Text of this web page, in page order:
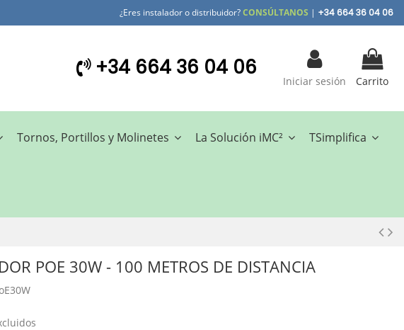
¿Eres instalador o distribuidor?CONSÚLTANOS | +34 664 36 04 06
+34 664 36 04 06
Iniciar sesión Carrito
Tornos, Portillos y Molinetes La Solución iMC² TSimplifica
POE 30W - 100 METROS DE DISTANCIA